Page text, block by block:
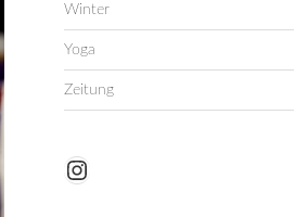
Winter
Yoga
Zeitung
Instagram